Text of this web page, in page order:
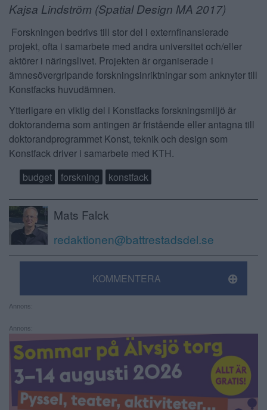
Kajsa Lindström (Spatial Design MA 2017)
Forskningen bedrivs till stor del i externfinansierade
projekt, ofta i samarbete med andra universitet och/eller
aktörer i näringslivet. Projekten är organiserade i
ämnesövergripande forskningsinriktningar som anknyter till
Konstfacks huvudämnen.
Ytterligare en viktig del i Konstfacks forskningsmiljö är
doktoranderna som antingen är fristående eller antagna till
doktorandprogrammet Konst, teknik och design som
Konstfack driver i samarbete med KTH.
budget
forskning konstfack
Mats Falck
redaktionen@battrestadsdel.se
KOMMENTERA
Annons:
Annons: